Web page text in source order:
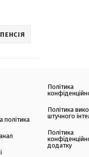
ПЕНСІЯ
політика
Політика
Політика
штучного
Політика
додатку